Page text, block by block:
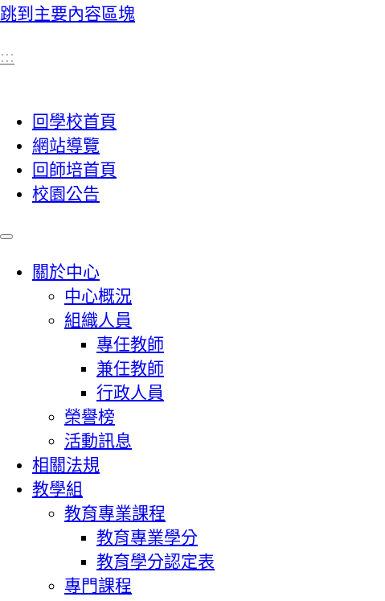
跳到主要內容區塊
:::
回學校首頁
網站導覽
回師培首頁
校園公告
關於中心
中心概況
組織人員
專任教師
兼任教師
行政人員
榮譽榜
活動訊息
相關法規
教學組
教育專業課程
教育專業學分
教育學分認定表
專門課程